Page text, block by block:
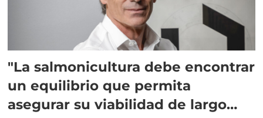
"La salmonicultura debe encontrar
un equilibrio que permita
asegurar su viabilidad de largo